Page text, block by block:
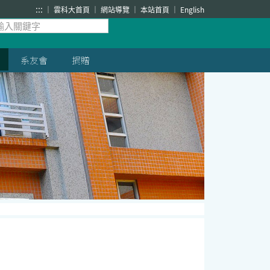
::: 雲科大首頁 網站導覽 本站首頁 English
系友會 捐贈